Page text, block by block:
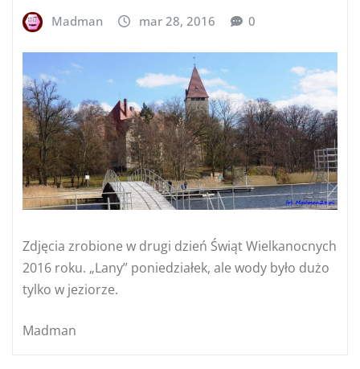
Madman mar 28, 2016 0
Zdjęcia zrobione w drugi dzień Świąt Wielkanocnych
2016 roku. „Lany” poniedziałek, ale wody było dużo
tylko w jeziorze.
Madman